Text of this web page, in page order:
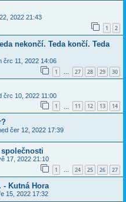
2022 21:43
1 2
nekončí. Teda končí. Teda
črc 11, 2022 14:06
1 … 27 28 29 30
črc 10, 2022 11:00
1 11 12 13 14
čer 12, 2022 17:39
17, 2022 21:10
1 … 24 25 26 27
- Kutná Hora
15, 2022 17:32